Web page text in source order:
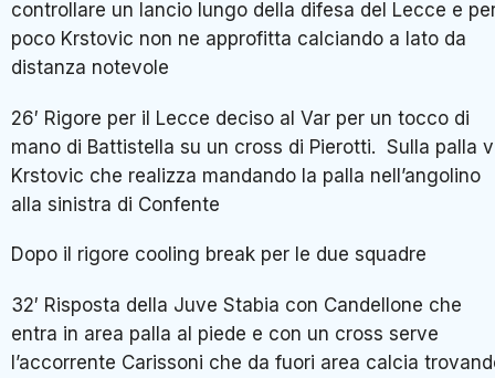
controllare un lancio lungo della difesa del Lecce e
poco Krstovic non ne approfitta calciando a lato da
distanza notevole
26′ Rigore per il Lecce deciso al Var per un tocco di
mano di Battistella su un cross di Pierotti. Sulla palla
Krstovic che realizza mandando la palla nell’angolino
alla sinistra di Confente
Dopo il rigore cooling break per le due squadre
32′ Risposta della Juve Stabia con Candellone che
entra in area palla al piede e con un cross serve
l’accorrente Carissoni che da fuori area calcia